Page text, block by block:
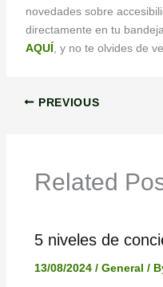
novedades sobre
directamente en tu
AQUÍ , y no te olvides de
PREVIOUS
Related
5 niveles de
13/08/2024 / General /